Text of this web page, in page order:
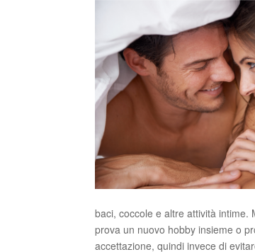
baci, coccole e altre attività
prova un nuovo hobby insieme o
accettazione, quindi invece di